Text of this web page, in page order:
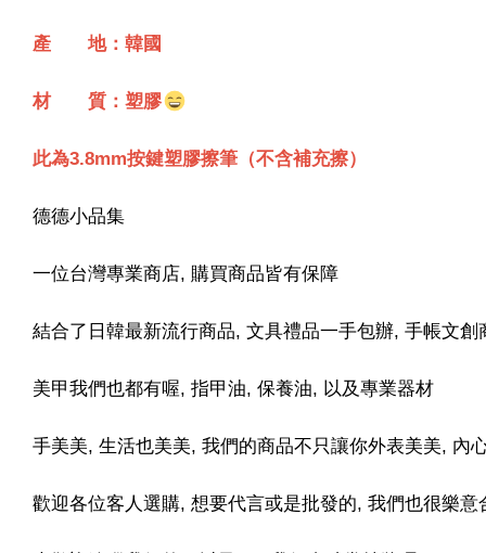
產 地：韓國
材 質：塑膠
此為3.8mm按鍵塑膠擦筆（不含補充擦）
德德小品集
一位台灣專業商店, 購買商品皆有保障
結合了日韓最新流行商品, 文具禮品一手包辦, 手帳文
美甲我們也都有喔, 指甲油, 保養油, 以及專業器材
手美美, 生活也美美, 我們的商品不只讓你外表美美, 內
歡迎各位客人選購, 想要代言或是批發的, 我們也很樂